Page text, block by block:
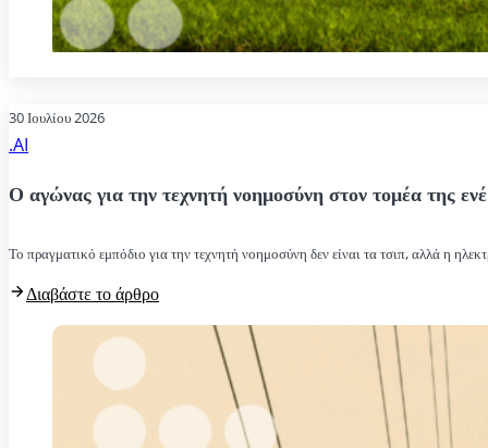
30 Ιουλίου 2026
.AI
Ο αγώνας για την τεχνητή νοημοσύνη στον τομέα της
Το πραγματικό εμπόδιο για την τεχνητή νοημοσύνη δεν είναι τα τσιπ, αλλά η
Διαβάστε το άρθρο